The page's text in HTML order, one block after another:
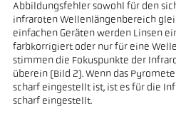
Abbildungsfehler sowohl für den
infraroten Wellenlängenbereich
einfachen Geräten werden Linsen
farbkorrigiert oder nur für eine
stimmen die Fokuspunkte der
überein (Bild 2). Wenn das
scharf eingestellt ist, ist es für die
scharf eingestellt.